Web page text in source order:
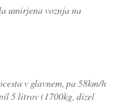
umirjena voznja na
v glavnem, pa 58km/h
5 litrov (1700kg, dizel